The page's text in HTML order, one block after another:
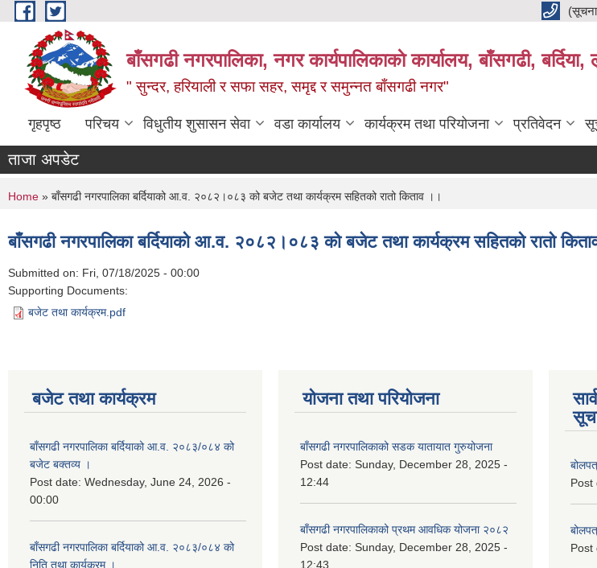
Skip to main content
बाँसगढी नगरपालिका, नगर कार्यपालिकाकाे कार्यालय, बाँसगढी,
" सुन्दर, हरियाली र सफा सहर, समृद्द र समुन्नत बाँसगढी नगर"
गृहपृष्ठ परिचय विधुतीय शुसासन सेवा वडा कार्यालय कार्यक्रम तथा परियोजना प्रतिवेदन
ताजा अपडेट
You are here
Home » बाँसगढी नगरपालिका बर्दियाको आ.व. २०८२।०८३ को बजेट तथा कार्यक्रम सहितको रातो किताव ।।
बाँसगढी नगरपालिका बर्दियाको आ.व. २०८२।०८३ को बजेट तथा कार्यक्रम सहितको रातो
Submitted on: Fri, 07/18/2025 - 00:00
Supporting Documents:
बजेट तथा कार्यक्रम.pdf
बजेट तथा कार्यक्रम
बाँसगढी नगरपालिका बर्दियाको आ.व. २०८३/०८४ को
बजेट बक्तव्य ।
Post date: Wednesday, June 24, 2026 -
00:00
बाँसगढी नगरपालिका बर्दियाको आ.व. २०८३/०८४ को
निति तथा कार्यक्रम ।
योजना तथा परियोजना
बाँसगढी नगरपालिकाको सडक यातायात गुरुयोजना
Post date: Sunday, December 28, 2025 -
12:44
बाँसगढी नगरपालिकाको प्रथम आवधिक योजना २०८२
Post date: Sunday, December 28, 2025 -
12:43
Post
Post